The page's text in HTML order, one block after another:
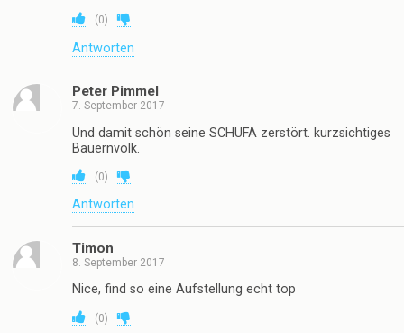
(0)
Antworten
Peter Pimmel
7. September 2017
Und damit schön seine SCHUFA zerstört. kurzsichtiges
Bauernvolk.
(0)
Antworten
Timon
8. September 2017
Nice, find so eine Aufstellung echt top
(0)